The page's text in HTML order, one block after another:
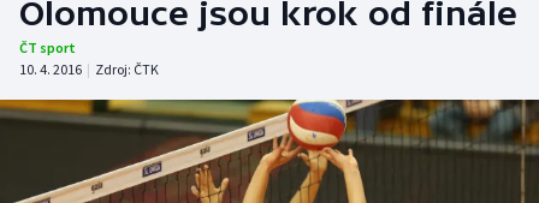
Tenis
Atletika
Cyklistika
Olomouce jsou krok od finále
ČT sport
10. 4. 2016 | Zdroj: ČTK